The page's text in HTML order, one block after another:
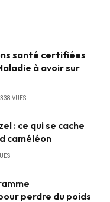
santé certifiées
à avoir sur
338 VUES
: ce qui se cache
caméléon
perdre du poids